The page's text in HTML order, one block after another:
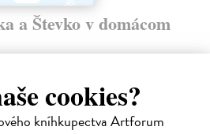
cookies?
kníhkupectva Artforum
a Števko v domácom
so svojimi deťmi tridsať
predmetmi a materiálmi.